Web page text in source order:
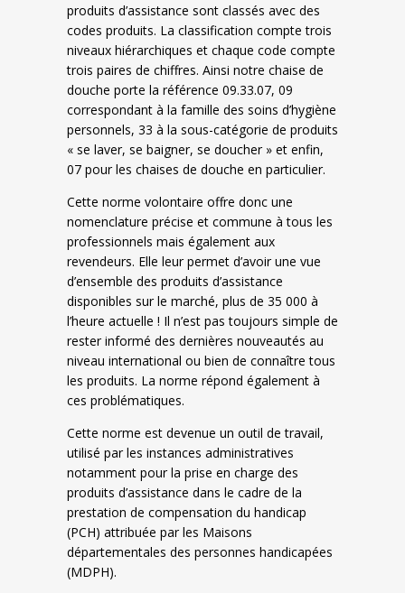
produits d’assistance sont classés avec des
codes produits. La classification compte trois
niveaux hiérarchiques et chaque code compte
trois paires de chiffres. Ainsi notre chaise de
douche porte la référence 09.33.07, 09
correspondant à la famille des soins d’hygiène
personnels, 33 à la sous-catégorie de produits
« se laver, se baigner, se doucher » et enfin,
07 pour les chaises de douche en particulier.
Cette norme volontaire offre donc une
nomenclature précise et commune à tous les
professionnels mais également aux
revendeurs. Elle leur permet d’avoir une vue
d’ensemble des produits d’assistance
disponibles sur le marché, plus de 35 000 à
l’heure actuelle ! Il n’est pas toujours simple de
rester informé des dernières nouveautés au
niveau international ou bien de connaître tous
les produits. La norme répond également à
ces problématiques.
Cette norme est devenue un outil de travail,
utilisé par les instances administratives
notamment pour la prise en charge des
produits d’assistance dans le cadre de la
prestation de compensation du handicap
(PCH) attribuée par les Maisons
départementales des personnes handicapées
(MDPH).